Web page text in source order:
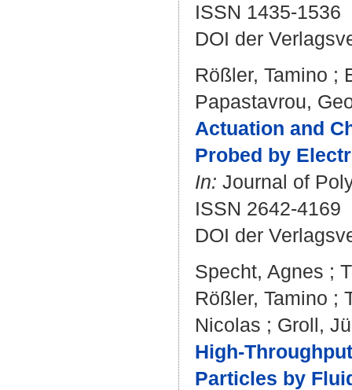
ISSN 1435-1536
DOI der
Rößler, Tamino ;
Papastavrou,
Actuation and
Probed by
In: Journal of
ISSN 2642-4169
DOI der
Specht, Agnes ;
Rößler, Tamino ;
Nicolas ; Groll,
High-
Particles by